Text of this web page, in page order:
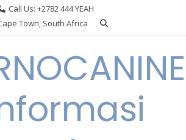
Call Us: +2782 444 YEAH
Town, South Africa